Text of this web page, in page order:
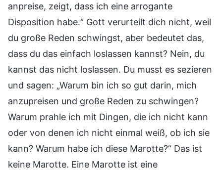
anpreise, zeigt, dass ich eine arrogante
Disposition habe.“ Gott verurteilt dich nicht, weil
du große Reden schwingst, aber bedeutet das,
dass du das einfach loslassen kannst? Nein, du
kannst das nicht loslassen. Du musst es sezieren
und sagen: „Warum bin ich so gut darin, mich
anzupreisen und große Reden zu schwingen?
Warum prahle ich mit Dingen, die ich nicht kann
oder von denen ich nicht einmal weiß, ob ich sie
kann? Warum habe ich diese Marotte?“ Das ist
keine Marotte. Eine Marotte ist eine